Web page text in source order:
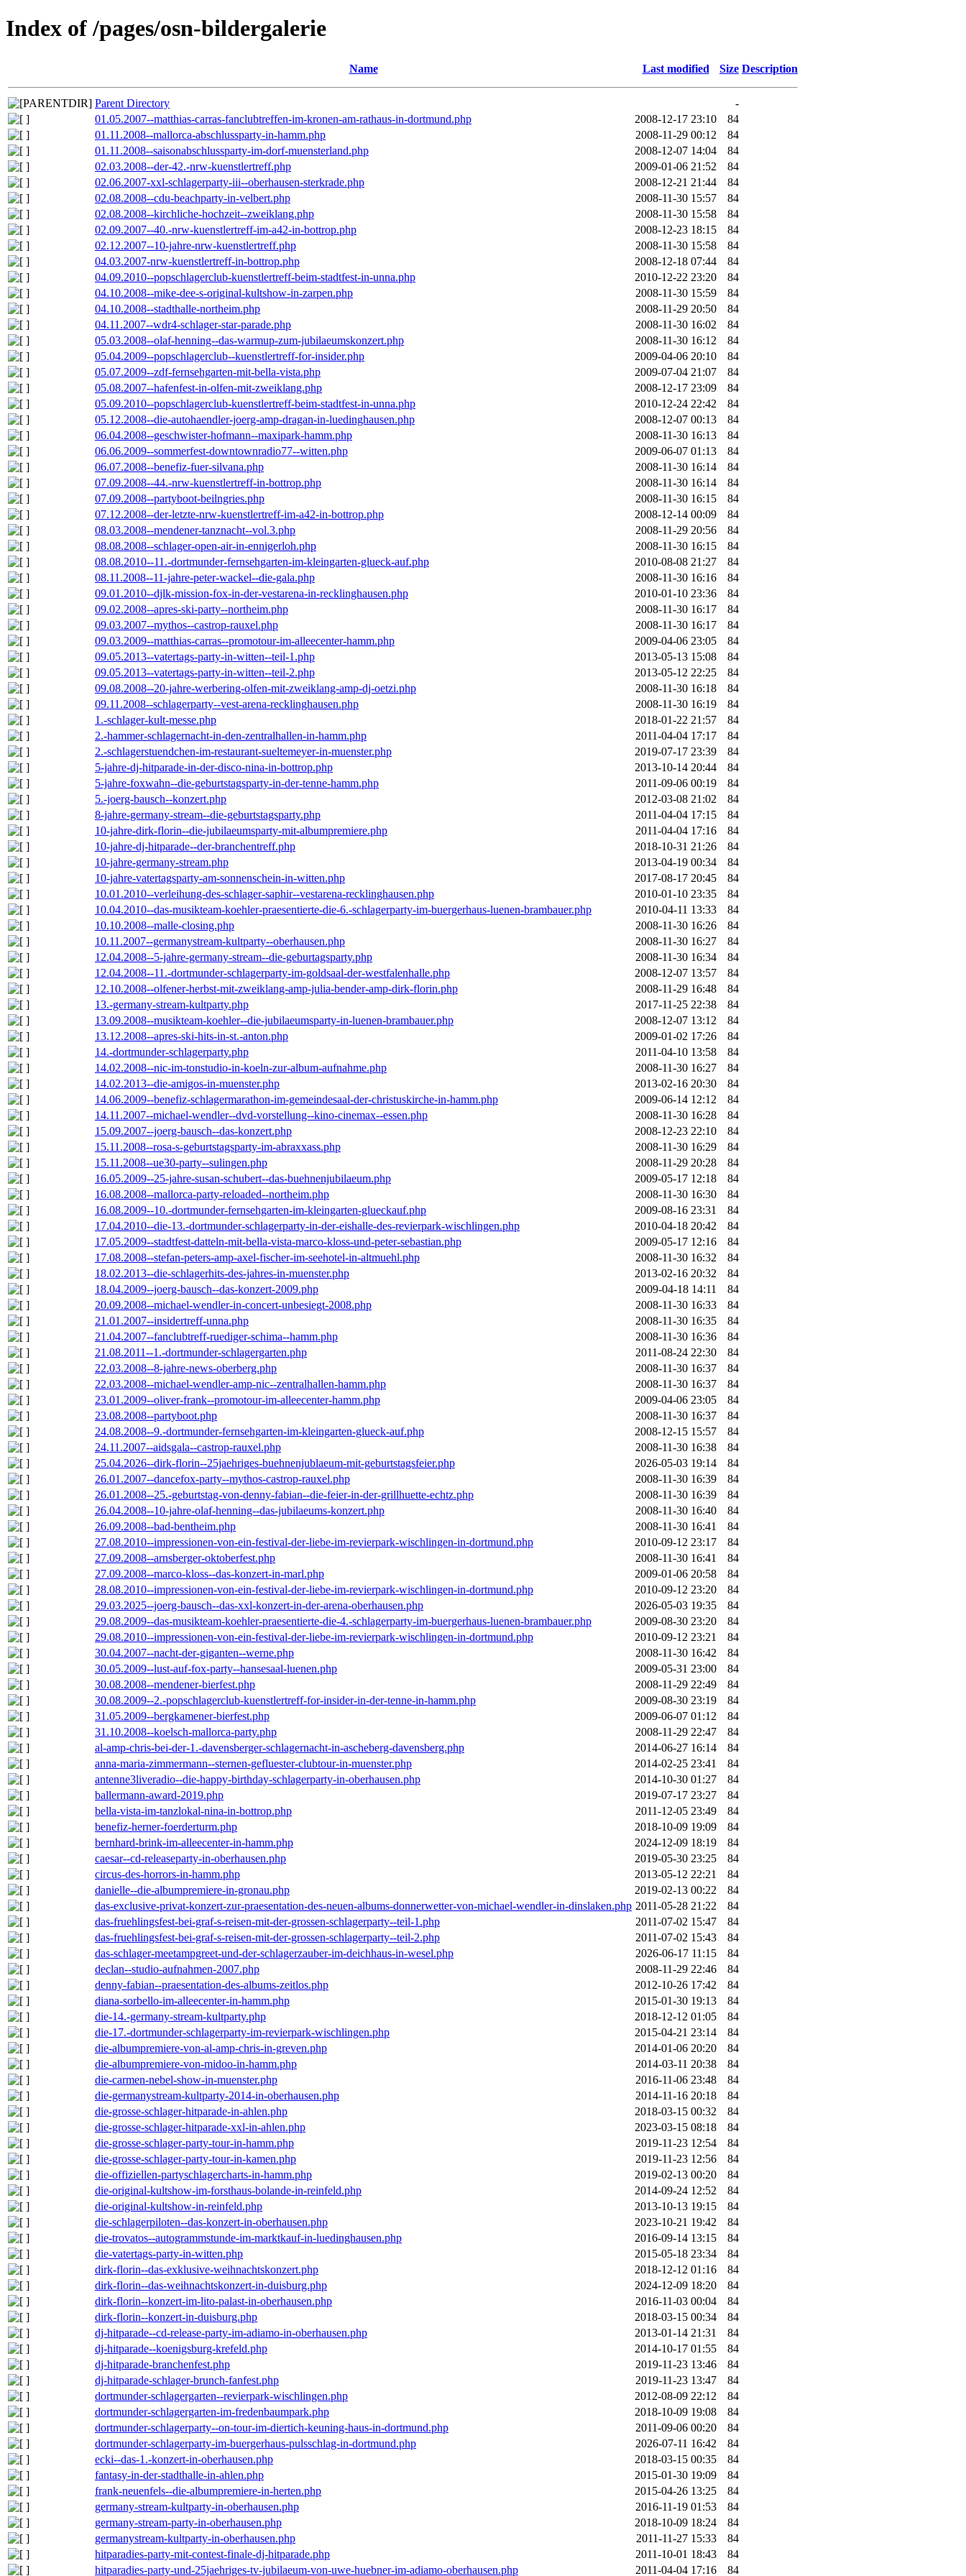
Index of /pages/osn-bildergalerie
Name Last modified Size Description
Parent Directory
-
01.05.2007--matthias-carras-fanclubtreffen-im-kronen-am-rathaus-in-dortmund.php
2008-12-17 23:10
84
01.11.2008--mallorca-abschlussparty-in-hamm.php
2008-11-29 00:12
84
01.11.2008--saisonabschlussparty-im-dorf-muensterland.php
2008-12-07 14:04
84
02.03.2008--der-42.-nrw-kuenstlertreff.php
2009-01-06 21:52
84
02.06.2007-xxl-schlagerparty-iii--oberhausen-sterkrade.php
2008-12-21 21:44
84
02.08.2008--cdu-beachparty-in-velbert.php
2008-11-30 15:57
84
02.08.2008--kirchliche-hochzeit--zweiklang.php
2008-11-30 15:58
84
02.09.2007--40.-nrw-kuenstlertreff-im-a42-in-bottrop.php
2008-12-23 18:15
84
02.12.2007--10-jahre-nrw-kuenstlertreff.php
2008-11-30 15:58
84
04.03.2007-nrw-kuenstlertreff-in-bottrop.php
2008-12-18 07:44
84
04.09.2010--popschlagerclub-kuenstlertreff-beim-stadtfest-in-unna.php
2010-12-22 23:20
84
04.10.2008--mike-dee-s-original-kultshow-in-zarpen.php
2008-11-30 15:59
84
04.10.2008--stadthalle-northeim.php
2008-11-29 20:50
84
04.11.2007--wdr4-schlager-star-parade.php
2008-11-30 16:02
84
05.03.2008--olaf-henning--das-warmup-zum-jubilaeumskonzert.php
2008-11-30 16:12
84
05.04.2009--popschlagerclub--kuenstlertreff-for-insider.php
2009-04-06 20:10
84
05.07.2009--zdf-fernsehgarten-mit-bella-vista.php
2009-07-04 21:07
84
05.08.2007--hafenfest-in-olfen-mit-zweiklang.php
2008-12-17 23:09
84
05.09.2010--popschlagerclub-kuenstlertreff-beim-stadtfest-in-unna.php
2010-12-24 22:42
84
05.12.2008--die-autohaendler-joerg-amp-dragan-in-luedinghausen.php
2008-12-07 00:13
84
06.04.2008--geschwister-hofmann--maxipark-hamm.php
2008-11-30 16:13
84
06.06.2009--sommerfest-downtownradio77--witten.php
2009-06-07 01:13
84
06.07.2008--benefiz-fuer-silvana.php
2008-11-30 16:14
84
07.09.2008--44.-nrw-kuenstlertreff-in-bottrop.php
2008-11-30 16:14
84
07.09.2008--partyboot-beilngries.php
2008-11-30 16:15
84
07.12.2008--der-letzte-nrw-kuenstlertreff-im-a42-in-bottrop.php
2008-12-14 00:09
84
08.03.2008--mendener-tanznacht--vol.3.php
2008-11-29 20:56
84
08.08.2008--schlager-open-air-in-ennigerloh.php
2008-11-30 16:15
84
08.08.2010--11.-dortmunder-fernsehgarten-im-kleingarten-glueck-auf.php
2010-08-08 21:27
84
08.11.2008--11-jahre-peter-wackel--die-gala.php
2008-11-30 16:16
84
09.01.2010--djlk-mission-fox-in-der-vestarena-in-recklinghausen.php
2010-01-10 23:36
84
09.02.2008--apres-ski-party--northeim.php
2008-11-30 16:17
84
09.03.2007--mythos--castrop-rauxel.php
2008-11-30 16:17
84
09.03.2009--matthias-carras--promotour-im-alleecenter-hamm.php
2009-04-06 23:05
84
09.05.2013--vatertags-party-in-witten--teil-1.php
2013-05-13 15:08
84
09.05.2013--vatertags-party-in-witten--teil-2.php
2013-05-12 22:25
84
09.08.2008--20-jahre-werbering-olfen-mit-zweiklang-amp-dj-oetzi.php
2008-11-30 16:18
84
09.11.2008--schlagerparty--vest-arena-recklinghausen.php
2008-11-30 16:19
84
1.-schlager-kult-messe.php
2018-01-22 21:57
84
2.-hammer-schlagernacht-in-den-zentralhallen-in-hamm.php
2011-04-04 17:17
84
2.-schlagerstuendchen-im-restaurant-sueltemeyer-in-muenster.php
2019-07-17 23:39
84
5-jahre-dj-hitparade-in-der-disco-nina-in-bottrop.php
2013-10-14 20:44
84
5-jahre-foxwahn--die-geburtstagsparty-in-der-tenne-hamm.php
2011-09-06 00:19
84
5.-joerg-bausch--konzert.php
2012-03-08 21:02
84
8-jahre-germany-stream--die-geburtstagsparty.php
2011-04-04 17:15
84
10-jahre-dirk-florin--die-jubilaeumsparty-mit-albumpremiere.php
2011-04-04 17:16
84
10-jahre-dj-hitparade--der-branchentreff.php
2018-10-31 21:26
84
10-jahre-germany-stream.php
2013-04-19 00:34
84
10-jahre-vatertagsparty-am-sonnenschein-in-witten.php
2017-08-17 20:45
84
10.01.2010--verleihung-des-schlager-saphir--vestarena-recklinghausen.php
2010-01-10 23:35
84
10.04.2010--das-musikteam-koehler-praesentierte-die-6.-schlagerparty-im-buergerhaus-luenen-brambauer.php
2010-04-11 13:33
84
10.10.2008--malle-closing.php
2008-11-30 16:26
84
10.11.2007--germanystream-kultparty--oberhausen.php
2008-11-30 16:27
84
12.04.2008--5-jahre-germany-stream--die-geburtagsparty.php
2008-11-30 16:34
84
12.04.2008--11.-dortmunder-schlagerparty-im-goldsaal-der-westfalenhalle.php
2008-12-07 13:57
84
12.10.2008--olfener-herbst-mit-zweiklang-amp-julia-bender-amp-dirk-florin.php
2008-11-29 16:48
84
13.-germany-stream-kultparty.php
2017-11-25 22:38
84
13.09.2008--musikteam-koehler--die-jubilaeumsparty-in-luenen-brambauer.php
2008-12-07 13:12
84
13.12.2008--apres-ski-hits-in-st.-anton.php
2009-01-02 17:26
84
14.-dortmunder-schlagerparty.php
2011-04-10 13:58
84
14.02.2008--nic-im-tonstudio-in-koeln-zur-album-aufnahme.php
2008-11-30 16:27
84
14.02.2013--die-amigos-in-muenster.php
2013-02-16 20:30
84
14.06.2009--benefiz-schlagermarathon-im-gemeindesaal-der-christuskirche-in-hamm.php
2009-06-14 12:12
84
14.11.2007--michael-wendler--dvd-vorstellung--kino-cinemax--essen.php
2008-11-30 16:28
84
15.09.2007--joerg-bausch--das-konzert.php
2008-12-23 22:10
84
15.11.2008--rosa-s-geburtstagsparty-im-abraxxass.php
2008-11-30 16:29
84
15.11.2008--ue30-party--sulingen.php
2008-11-29 20:28
84
16.05.2009--25-jahre-susan-schubert--das-buehnenjubilaeum.php
2009-05-17 12:18
84
16.08.2008--mallorca-party-reloaded--northeim.php
2008-11-30 16:30
84
16.08.2009--10.-dortmunder-fernsehgarten-im-kleingarten-glueckauf.php
2009-08-16 23:31
84
17.04.2010--die-13.-dortmunder-schlagerparty-in-der-eishalle-des-revierpark-wischlingen.php
2010-04-18 20:42
84
17.05.2009--stadtfest-datteln-mit-bella-vista-marco-kloss-und-peter-sebastian.php
2009-05-17 12:16
84
17.08.2008--stefan-peters-amp-axel-fischer-im-seehotel-in-altmuehl.php
2008-11-30 16:32
84
18.02.2013--die-schlagerhits-des-jahres-in-muenster.php
2013-02-16 20:32
84
18.04.2009--joerg-bausch--das-konzert-2009.php
2009-04-18 14:11
84
20.09.2008--michael-wendler-in-concert-unbesiegt-2008.php
2008-11-30 16:33
84
21.01.2007--insidertreff-unna.php
2008-11-30 16:35
84
21.04.2007--fanclubtreff-ruediger-schima--hamm.php
2008-11-30 16:36
84
21.08.2011--1.-dortmunder-schlagergarten.php
2011-08-24 22:30
84
22.03.2008--8-jahre-news-oberberg.php
2008-11-30 16:37
84
22.03.2008--michael-wendler-amp-nic--zentralhallen-hamm.php
2008-11-30 16:37
84
23.01.2009--oliver-frank--promotour-im-alleecenter-hamm.php
2009-04-06 23:05
84
23.08.2008--partyboot.php
2008-11-30 16:37
84
24.08.2008--9.-dortmunder-fernsehgarten-im-kleingarten-glueck-auf.php
2008-12-15 15:57
84
24.11.2007--aidsgala--castrop-rauxel.php
2008-11-30 16:38
84
25.04.2026--dirk-florin--25jaehriges-buehnenjublaeum-mit-geburtstagsfeier.php
2026-05-03 19:14
84
26.01.2007--dancefox-party--mythos-castrop-rauxel.php
2008-11-30 16:39
84
26.01.2008--25.-geburtstag-von-denny-fabian--die-feier-in-der-grillhuette-echtz.php
2008-11-30 16:39
84
26.04.2008--10-jahre-olaf-henning--das-jubilaeums-konzert.php
2008-11-30 16:40
84
26.09.2008--bad-bentheim.php
2008-11-30 16:41
84
27.08.2010--impressionen-von-ein-festival-der-liebe-im-revierpark-wischlingen-in-dortmund.php
2010-09-12 23:17
84
27.09.2008--arnsberger-oktoberfest.php
2008-11-30 16:41
84
27.09.2008--marco-kloss--das-konzert-in-marl.php
2009-01-06 20:58
84
28.08.2010--impressionen-von-ein-festival-der-liebe-im-revierpark-wischlingen-in-dortmund.php
2010-09-12 23:20
84
29.03.2025--joerg-bausch--das-xxl-konzert-in-der-arena-oberhausen.php
2026-05-03 19:35
84
29.08.2009--das-musikteam-koehler-praesentierte-die-4.-schlagerparty-im-buergerhaus-luenen-brambauer.php
2009-08-30 23:20
84
29.08.2010--impressionen-von-ein-festival-der-liebe-im-revierpark-wischlingen-in-dortmund.php
2010-09-12 23:21
84
30.04.2007--nacht-der-giganten--werne.php
2008-11-30 16:42
84
30.05.2009--lust-auf-fox-party--hansesaal-luenen.php
2009-05-31 23:00
84
30.08.2008--mendener-bierfest.php
2008-11-29 22:49
84
30.08.2009--2.-popschlagerclub-kuenstlertreff-for-insider-in-der-tenne-in-hamm.php
2009-08-30 23:19
84
31.05.2009--bergkamener-bierfest.php
2009-06-07 01:12
84
31.10.2008--koelsch-mallorca-party.php
2008-11-29 22:47
84
al-amp-chris-bei-der-1.-davensberger-schlagernacht-in-ascheberg-davensberg.php
2014-06-27 16:14
84
anna-maria-zimmermann--sternen-gefluester-clubtour-in-muenster.php
2014-02-25 23:41
84
antenne3liveradio--die-happy-birthday-schlagerparty-in-oberhausen.php
2014-10-30 01:27
84
ballermann-award-2019.php
2019-07-17 23:27
84
bella-vista-im-tanzlokal-nina-in-bottrop.php
2011-12-05 23:49
84
benefiz-herner-foerderturm.php
2018-10-09 19:09
84
bernhard-brink-im-alleecenter-in-hamm.php
2024-12-09 18:19
84
caesar--cd-releaseparty-in-oberhausen.php
2019-05-30 23:25
84
circus-des-horrors-in-hamm.php
2013-05-12 22:21
84
danielle--die-albumpremiere-in-gronau.php
2019-02-13 00:22
84
das-exclusive-privat-konzert-zur-praesentation-des-neuen-albums-donnerwetter-von-michael-wendler-in-dinslaken.php 2011-05-28 21:22
84
das-fruehlingsfest-bei-graf-s-reisen-mit-der-grossen-schlagerparty--teil-1.php
2011-07-02 15:47
84
das-fruehlingsfest-bei-graf-s-reisen-mit-der-grossen-schlagerparty--teil-2.php
2011-07-02 15:43
84
das-schlager-meetampgreet-und-der-schlagerzauber-im-deichhaus-in-wesel.php
2026-06-17 11:15
84
declan--studio-aufnahmen-2007.php
2008-11-29 22:46
84
denny-fabian--praesentation-des-albums-zeitlos.php
2012-10-26 17:42
84
diana-sorbello-im-alleecenter-in-hamm.php
2015-01-30 19:13
84
die-14.-germany-stream-kultparty.php
2018-12-12 01:05
84
die-17.-dortmunder-schlagerparty-im-revierpark-wischlingen.php
2015-04-21 23:14
84
die-albumpremiere-von-al-amp-chris-in-greven.php
2014-01-06 20:20
84
die-albumpremiere-von-midoo-in-hamm.php
2014-03-11 20:38
84
die-carmen-nebel-show-in-muenster.php
2016-11-06 23:48
84
die-germanystream-kultparty-2014-in-oberhausen.php
2014-11-16 20:18
84
die-grosse-schlager-hitparade-in-ahlen.php
2018-03-15 00:32
84
die-grosse-schlager-hitparade-xxl-in-ahlen.php
2023-03-15 08:18
84
die-grosse-schlager-party-tour-in-hamm.php
2019-11-23 12:54
84
die-grosse-schlager-party-tour-in-kamen.php
2019-11-23 12:56
84
die-offiziellen-partyschlagercharts-in-hamm.php
2019-02-13 00:20
84
die-original-kultshow-im-forsthaus-bolande-in-reinfeld.php
2014-09-24 12:52
84
die-original-kultshow-in-reinfeld.php
2013-10-13 19:15
84
die-schlagerpiloten--das-konzert-in-oberhausen.php
2023-10-21 19:42
84
die-trovatos--autogrammstunde-im-marktkauf-in-luedinghausen.php
2016-09-14 13:15
84
die-vatertags-party-in-witten.php
2015-05-18 23:34
84
dirk-florin--das-exklusive-weihnachtskonzert.php
2018-12-12 01:16
84
dirk-florin--das-weihnachtskonzert-in-duisburg.php
2024-12-09 18:20
84
dirk-florin--konzert-im-lito-palast-in-oberhausen.php
2016-11-03 00:04
84
dirk-florin--konzert-in-duisburg.php
2018-03-15 00:34
84
dj-hitparade--cd-release-party-im-adiamo-in-oberhausen.php
2013-01-14 21:31
84
dj-hitparade--koenigsburg-krefeld.php
2014-10-17 01:55
84
dj-hitparade-branchenfest.php
2019-11-23 13:46
84
dj-hitparade-schlager-brunch-fanfest.php
2019-11-23 13:47
84
dortmunder-schlagergarten--revierpark-wischlingen.php
2012-08-09 22:12
84
dortmunder-schlagergarten-im-fredenbaumpark.php
2018-10-09 19:08
84
dortmunder-schlagerparty--on-tour-im-diertich-keuning-haus-in-dortmund.php
2011-09-06 00:20
84
dortmunder-schlagerparty-im-buergerhaus-pulsschlag-in-dortmund.php
2026-07-11 16:42
84
ecki--das-1.-konzert-in-oberhausen.php
2018-03-15 00:35
84
fantasy-in-der-stadthalle-in-ahlen.php
2015-01-30 19:09
84
frank-neuenfels--die-albumpremiere-in-herten.php
2015-04-26 13:25
84
germany-stream-kultparty-in-oberhausen.php
2016-11-19 01:53
84
germany-stream-party-in-oberhausen.php
2018-10-09 18:24
84
germanystream-kultparty-in-oberhausen.php
2011-11-27 15:33
84
hitparadies-party-mit-contest-finale-dj-hitparade.php
2011-10-01 18:43
84
hitparadies-party-und-25jaehriges-tv-jubilaeum-von-uwe-huebner-im-adiamo-oberhausen.php
2011-04-04 17:16 84